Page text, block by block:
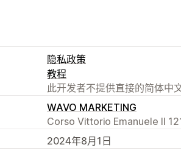
隐私政策
教程
此开发者不提供直接的简体中
WAVO MARKETING
Corso Vittorio Emanuele II
2024年8月1日